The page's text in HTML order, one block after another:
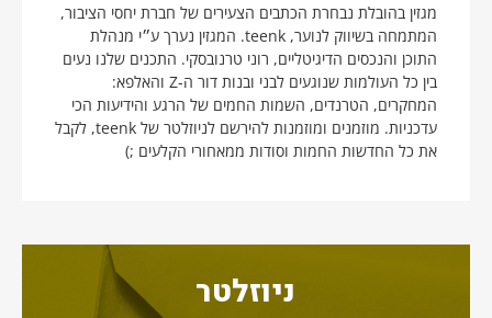
מגזין בהובלת נבחרת הכתבים הצעירים של חברת יחסי הציבור,
המתמחה בשיווק לנוער, teenk. המגזין נערך ע״י מנהלת
התוכן והנכסים הדיגיטליים, רוני טרנובסקי. התכנים שלנו נעים
בין כל העולמות שנוגעים לבני ובנות דור ה-Z והאלפא:
המחקרים, הטרנדים, השמות החמים של הרגע והידיעות הכי
עדכניות. מוזמנים ומוזמנות להירשם לניוזלטר של teenk, לקבל
את כל החדשות החמות וסודות ממאחורי הקלעים ;)
ניוזלטר